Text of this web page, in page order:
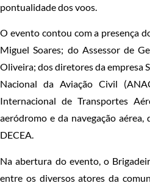
pontualidade dos voos.
O evento contou com a presença
Miguel Soares; do Assessor de
Oliveira; dos diretores da empresa
Nacional da Aviação Civil
Internacional de Transportes
aeródromo e da navegação
DECEA.
Na abertura do evento, o
entre os diversos atores da